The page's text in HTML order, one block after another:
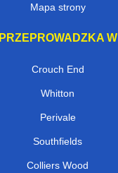
Mapa strony
PRZEPROWADZKA W
Crouch End
Whitton
Perivale
Southfields
Colliers Wood